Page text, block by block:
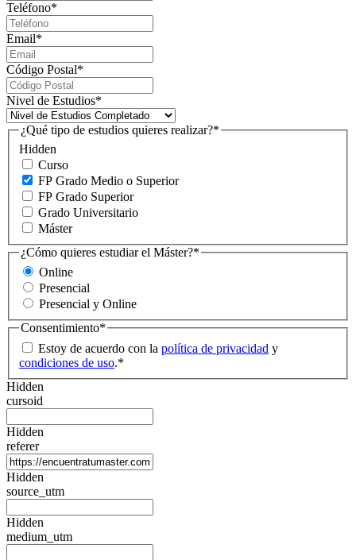
Teléfono*
Email*
Código Postal*
Nivel de Estudios*
Hidden
¿Qué tipo de estudios quieres realizar?*
Curso
FP Grado Medio o Superior
FP Grado Superior
Grado Universitario
Máster
¿Cómo quieres estudiar el Máster?*
Online
Presencial
Presencial y Online
Consentimiento*
Estoy de acuerdo con la política de privacidad y
condiciones de uso.*
Hidden
cursoid
Hidden
referer
Hidden
source_utm
Hidden
medium_utm